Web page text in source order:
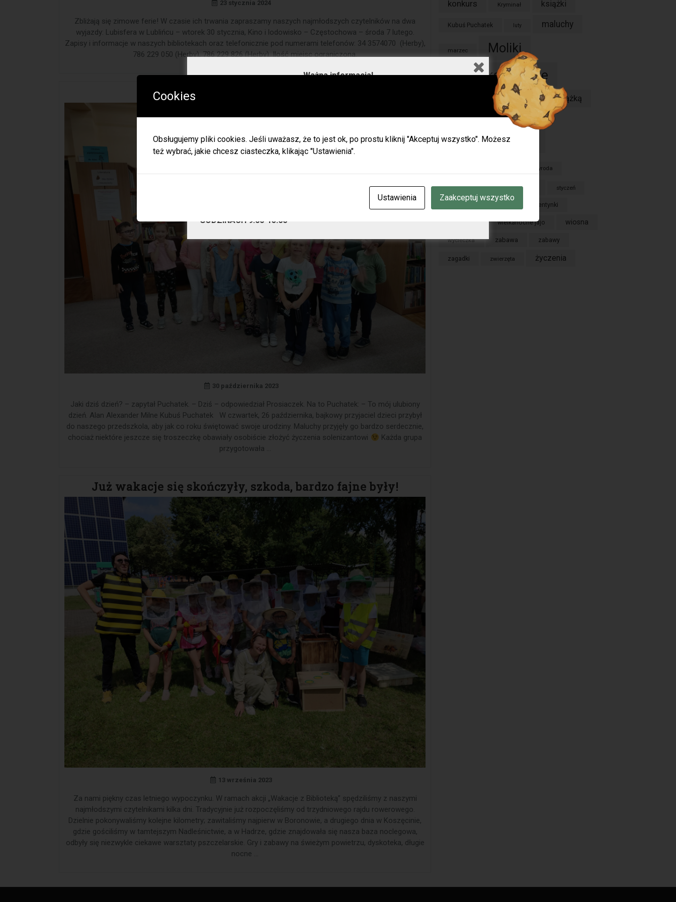
23 stycznia 2024
Zbliżają się zimowe ferie! W czasie ich trwania zapraszamy naszych najmłodszych czytelników na dwa
wyjazdy: Lubisfera w Lublińcu – wtorek 30 stycznia, Kino i lodowisko – Częstochowa – środa 7 lutego.
Zapisy i informacje w naszych bibliotekach oraz telefonicznie pod numerami telefonów: 34 3574070 (Herby),
786 229 050 (Herby), 786 229 826 (Herby). Ilość miejsc ograniczona.
Urodziny Kubusia Puchatka
30 października 2023
Jaki dziś dzień? – zapytał Puchatek. – Dziś – odpowiedział Prosiaczek. Na to Puchatek: – To mój ulubiony
dzień. Alan Alexander Milne Kubuś Puchatek W czwartek, 26 października, bajkowy przyjaciel dzieci przybył
do naszego przedszkola, aby jak co roku świętować swoje urodziny. Maluchy przyjęły go bardzo serdecznie,
chociaż niektóre jeszcze się troszeczkę obawiały osobiście złożyć życzenia solenizantowi
Każda grupa
przygotowała …
Już wakacje się skończyły, szkoda, bardzo fajne były!
13 września 2023
Za nami piękny czas letniego wypoczynku. W ramach akcji „Wakacje z Biblioteką” spędziliśmy z naszymi
najmłodszymi czytelnikami kilka dni. Tradycyjnie już rozpoczęliśmy od trzydniowego rajdu rowerowego.
Dzielnie pokonywaliśmy kolejne kilometry; zawitaliśmy najpierw w Boronowie, a drugiego dnia w Koszęcinie,
gdzie gościliśmy w tamtejszym Nadleśnictwie, a w Hadrze, gdzie znajdowała się nasza baza noclegowa,
odbyły się niezwykle ciekawe warsztaty pszczelarskie. Gry i zabawy na świeżym powietrzu, dyskoteka, długie
nocne …
konkurs Kryminał książki
Kubuś Puchatek luty maluchy
marzec Moliki
moliki książkowe
poranek z książką poranki z książką
praca plastyczna
przedszkolaki
przyroda
rajd rowerowy spotkanie styczeń
walentynki
wielkanocne jajo wiosna
wycieczka zabawa zabawy
zagadki zwierzęta życzenia
Ważna informacja!
W okresie wakacji biblioteki w Olszynie i w Hadrze oraz oddział dla dzieci w
Zapraszamy do naszych placówek w Herbach (ul. Lubliniecka) i w Lisowie.
W związku z zaplanowanymi urlopami pracowników godziny otwarcia mogą
Informacje znajdziecie Państwo na naszej stronie internetowej i facebooku.
JEDNOCZENIE INFORMUJEMY, ŻE W DNIACH 3-14 SIERPNIA
BIBLIOTEKA W HERBACH PRZY UL. LUBLINIECKIEJ BĘDZIE CZYNNA W
GODZINACH 9:00-15:00
Cookies
Obsługujemy pliki cookies. Jeśli uważasz, że to jest ok, po prostu kliknij "Akceptuj wszystko". Możesz
też wybrać, jakie chcesz ciasteczka, klikając "Ustawienia".
Ustawienia Zaakceptuj wszystko